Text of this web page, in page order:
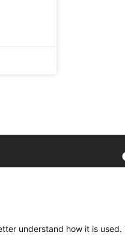
understand how it is